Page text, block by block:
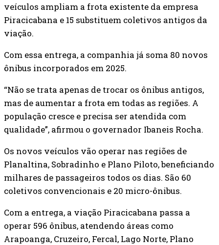
veículos ampliam a frota existente da empresa
Piracicabana e 15 substituem coletivos antigos da
viação.
Com essa entrega, a companhia já soma 80 novos
ônibus incorporados em 2025.
“Não se trata apenas de trocar os ônibus antigos,
mas de aumentar a frota em todas as regiões. A
população cresce e precisa ser atendida com
qualidade”, afirmou o governador Ibaneis Rocha.
Os novos veículos vão operar nas regiões de
Planaltina, Sobradinho e Plano Piloto, beneficiando
milhares de passageiros todos os dias. São 60
coletivos convencionais e 20 micro-ônibus.
Com a entrega, a viação Piracicabana passa a
operar 596 ônibus, atendendo áreas como
Arapoanga, Cruzeiro, Fercal, Lago Norte, Plano